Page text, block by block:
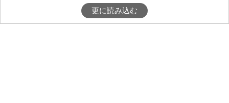
更に読み込む